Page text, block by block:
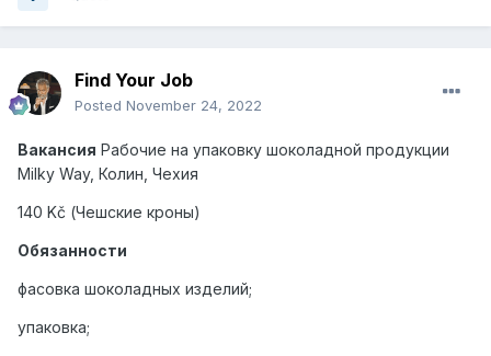
Find Your Job
Posted November 24, 2022
Вакансия Рабочие на упаковку шоколадной продукции
Milky Way, Колин, Чехия
140 Kč (Чешские кроны)
Обязанности
фасовка шоколадных изделий;
упаковка;